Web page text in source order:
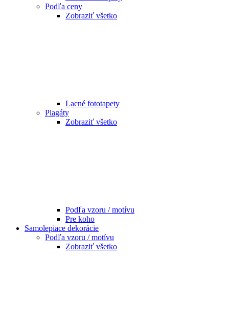
Podľa ceny
Zobraziť všetko
Lacné fototapety
Plagáty
Zobraziť všetko
Podľa vzoru / motívu
Pre koho
Samolepiace dekorácie
Podľa vzoru / motívu
Zobraziť všetko